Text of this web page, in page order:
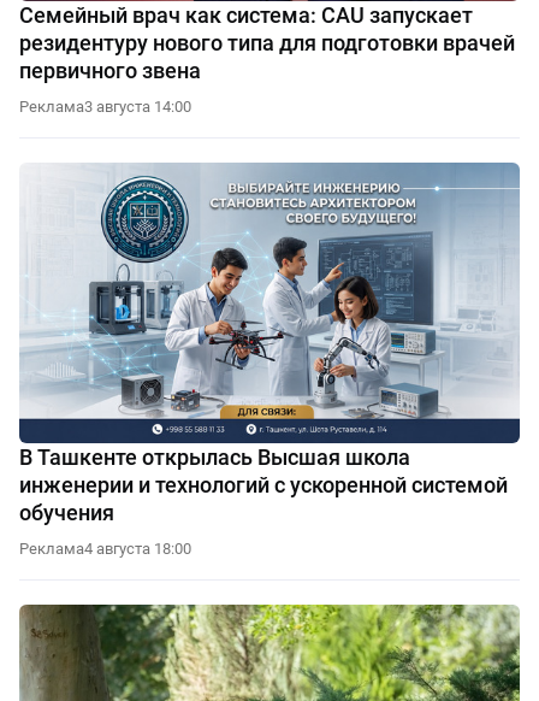
Семейный врач как система: CAU запускает
резидентуру нового типа для подготовки врачей
первичного звена
Реклама3 августа 14:00
В Ташкенте открылась Высшая школа
инженерии и технологий с ускоренной системой
обучения
Реклама4 августа 18:00